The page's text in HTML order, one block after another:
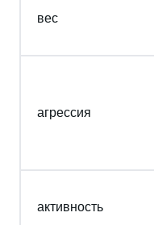
вес
агрессия
активность